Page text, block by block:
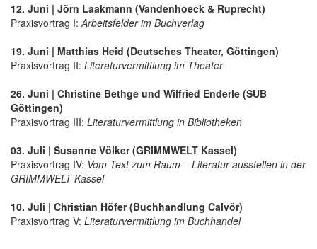
12. Juni | Jörn Laakmann (Vandenhoeck & Ruprecht)
Praxisvortrag I: Arbeitsfelder im Buchverlag
19. Juni | Matthias Heid (Deutsches Theater, Göttingen)
Praxisvortrag II: Literaturvermittlung im Theater
26. Juni | Christine Bethge und Wilfried Enderle (SUB
Göttingen)
Praxisvortrag III: Literaturvermittlung in Bibliotheken
03. Juli | Susanne Völker (GRIMMWELT Kassel)
Praxisvortrag IV: Vom Text zum Raum – Literatur ausstellen in der
GRIMMWELT Kassel
10. Juli | Christian Höfer (Buchhandlung Calvör)
Praxisvortrag V: Literaturvermittlung im Buchhandel